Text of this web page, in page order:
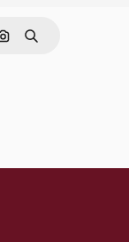
Pesquisar por
Buscar